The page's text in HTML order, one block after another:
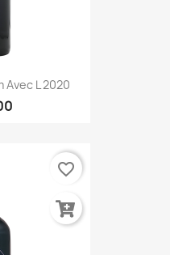
Avec L 2020
favorite_border